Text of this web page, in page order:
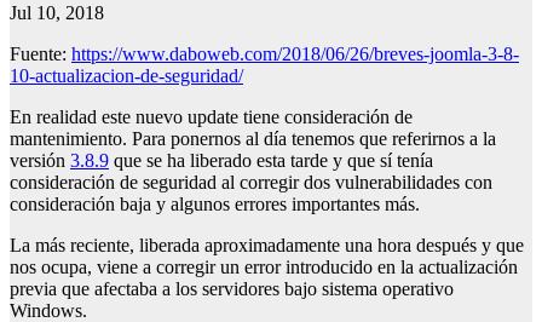
Jul 10, 2018
Fuente: https://www.daboweb.com/2018/06/26/breves-joomla-3-8-
10-actualizacion-de-seguridad/
En realidad este nuevo update tiene consideración de
mantenimiento. Para ponernos al día tenemos que referirnos a la
versión 3.8.9 que se ha liberado esta tarde y que sí tenía
consideración de seguridad al corregir dos vulnerabilidades con
consideración baja y algunos errores importantes más.
La más reciente, liberada aproximadamente una hora después y que
nos ocupa, viene a corregir un error introducido en la actualización
previa que afectaba a los servidores bajo sistema operativo
Windows.